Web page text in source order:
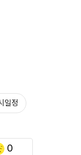
일정
0